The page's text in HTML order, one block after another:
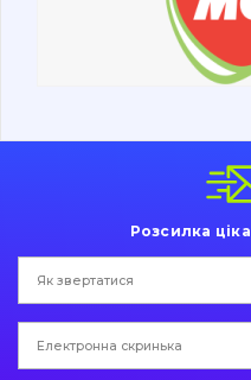
Захист (ковша, адаптера)
Пальці та Втулки
написати
листа
Розсилка